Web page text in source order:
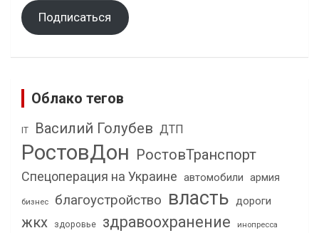
Подписаться
Облако тегов
IT Василий Голубев ДТП
РостовДон РостовТранспорт
Спецоперация на Украине автомобили армия
бизнес благоустройство власть дороги
жкх здоровье здравоохранение инопресса